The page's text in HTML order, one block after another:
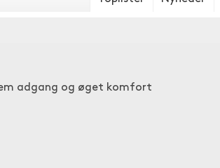
adgang og øget komfort